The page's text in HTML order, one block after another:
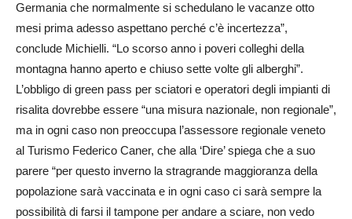
Germania che normalmente si schedulano le vacanze otto
mesi prima adesso aspettano perché c’è incertezza”,
conclude Michielli. “Lo scorso anno i poveri colleghi della
montagna hanno aperto e chiuso sette volte gli alberghi”.
L’obbligo di green pass per sciatori e operatori degli impianti di
risalita dovrebbe essere “una misura nazionale, non regionale”,
ma in ogni caso non preoccupa l’assessore regionale veneto
al Turismo Federico Caner, che alla ‘Dire’ spiega che a suo
parere “per questo inverno la stragrande maggioranza della
popolazione sarà vaccinata e in ogni caso ci sarà sempre la
possibilità di farsi il tampone per andare a sciare, non vedo